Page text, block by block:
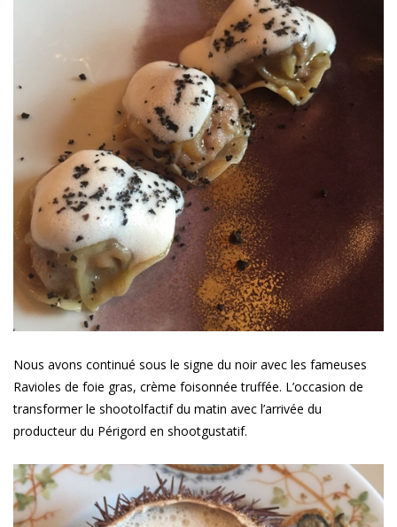
Nous avons continué sous le signe du noir avec les fameuses
Ravioles de foie gras, crème foisonnée truffée. L’occasion de
transformer le shootolfactif du matin avec l’arrivée du
producteur du Périgord en shootgustatif.